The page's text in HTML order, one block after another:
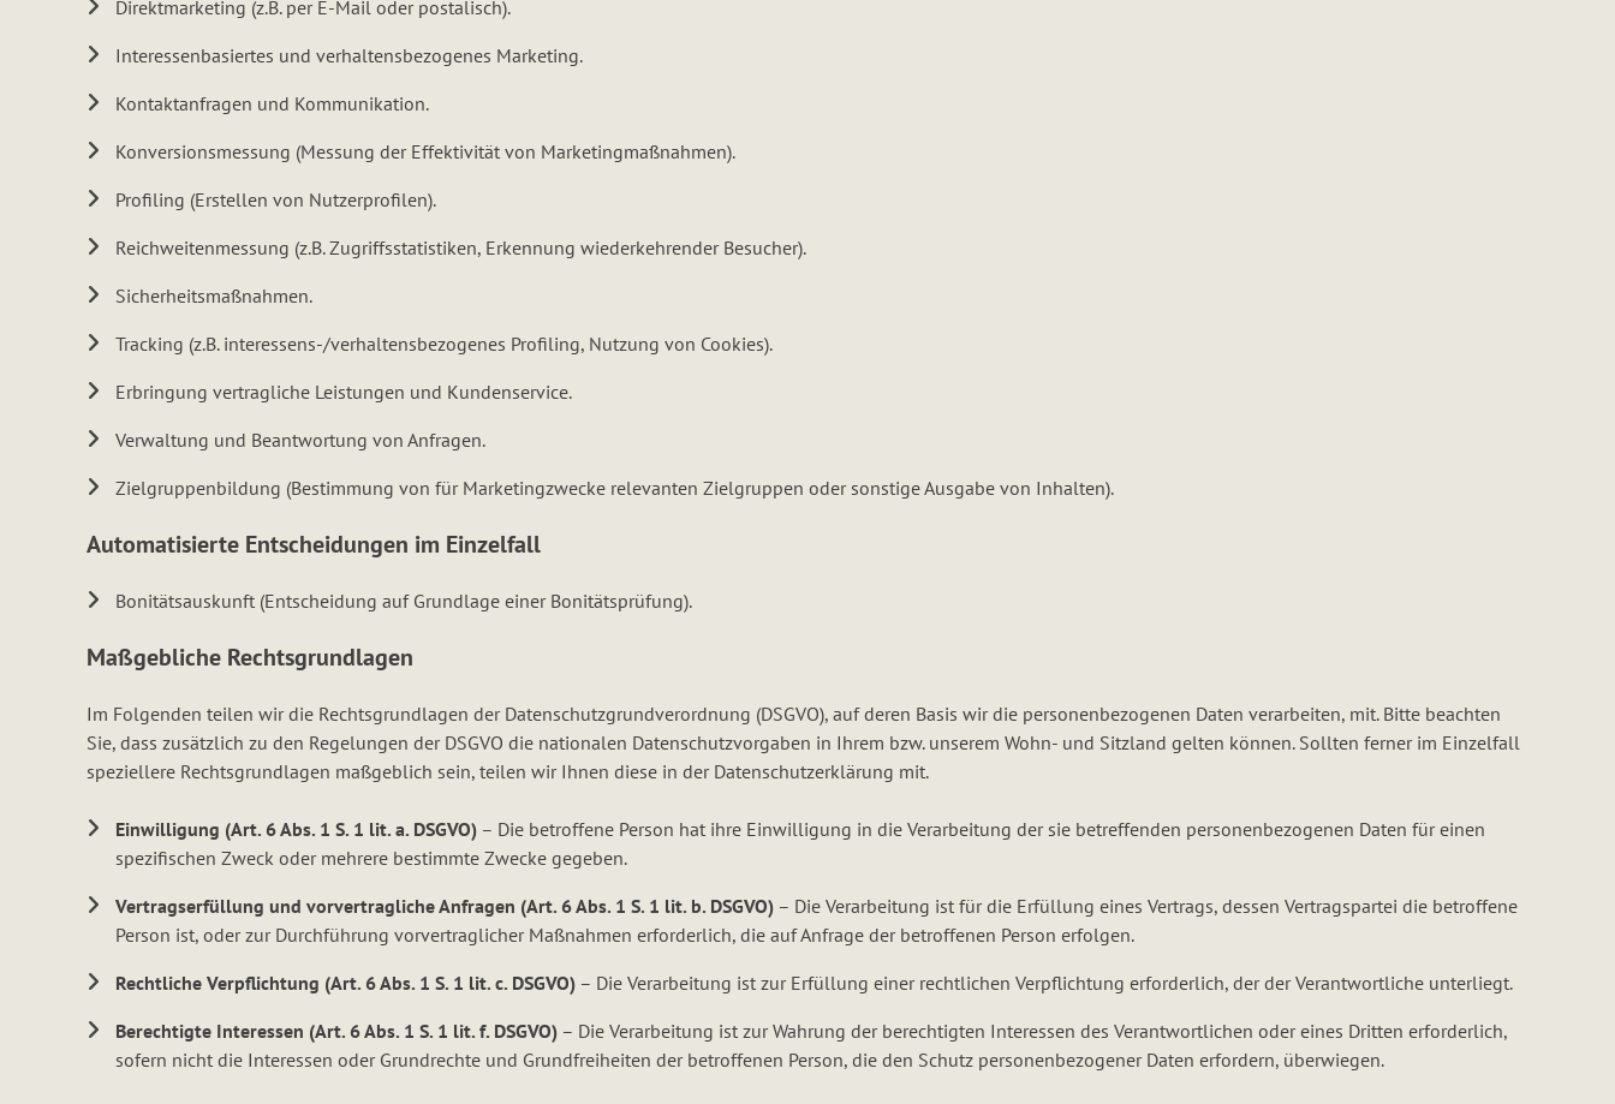
Direktmarketing (z.B. per E-Mail oder postalisch).
Interessenbasiertes und verhaltensbezogenes Marketing.
Kontaktanfragen und Kommunikation.
Konversionsmessung (Messung der Effektivität von Marketingmaßnahmen).
Profiling (Erstellen von Nutzerprofilen).
Reichweitenmessung (z.B. Zugriffsstatistiken, Erkennung wiederkehrender Besucher).
Sicherheitsmaßnahmen.
Tracking (z.B. interessens-/verhaltensbezogenes Profiling, Nutzung von Cookies).
Erbringung vertragliche Leistungen und Kundenservice.
Verwaltung und Beantwortung von Anfragen.
Zielgruppenbildung (Bestimmung von für Marketingzwecke relevanten Zielgruppen oder sonstige Ausgabe von Inhalten).
Automatisierte Entscheidungen im Einzelfall
Bonitätsauskunft (Entscheidung auf Grundlage einer Bonitätsprüfung).
Maßgebliche Rechtsgrundlagen
Im Folgenden teilen wir die Rechtsgrundlagen der Datenschutzgrundverordnung (DSGVO), auf deren Basis wir die personenbezogenen Daten verarbeiten, mit. Bitte beachten
Sie, dass zusätzlich zu den Regelungen der DSGVO die nationalen Datenschutzvorgaben in Ihrem bzw. unserem Wohn- und Sitzland gelten können. Sollten ferner im Einzelfall
speziellere Rechtsgrundlagen maßgeblich sein, teilen wir Ihnen diese in der Datenschutzerklärung mit.
Einwilligung (Art. 6 Abs. 1 S. 1 lit. a. DSGVO)– Die betroffene Person hat ihre Einwilligung in die Verarbeitung der sie betreffenden personenbezogenen Daten für einen
spezifischen Zweck oder mehrere bestimmte Zwecke gegeben.
Vertragserfüllung und vorvertragliche Anfragen (Art. 6 Abs. 1 S. 1 lit. b. DSGVO)– Die Verarbeitung ist für die Erfüllung eines Vertrags, dessen Vertragspartei die betroffene
Person ist, oder zur Durchführung vorvertraglicher Maßnahmen erforderlich, die auf Anfrage der betroffenen Person erfolgen.
Rechtliche Verpflichtung (Art. 6 Abs. 1 S. 1 lit. c. DSGVO)– Die Verarbeitung ist zur Erfüllung einer rechtlichen Verpflichtung erforderlich, der der Verantwortliche unterliegt.
Berechtigte Interessen (Art. 6 Abs. 1 S. 1 lit. f. DSGVO)– Die Verarbeitung ist zur Wahrung der berechtigten Interessen des Verantwortlichen oder eines Dritten erforderlich,
sofern nicht die Interessen oder Grundrechte und Grundfreiheiten der betroffenen Person, die den Schutz personenbezogener Daten erfordern, überwiegen.